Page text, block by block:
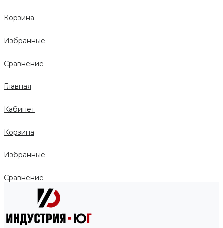
Корзина
Избранные
Сравнение
Главная
Кабинет
Корзина
Избранные
Сравнение